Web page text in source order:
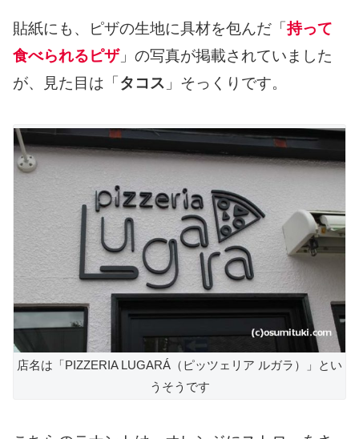
貼紙にも、ピザの生地に具材を包んだ「持って
食べられるピザ」の写真が掲載されていました
が、見た目は「タコス 」そっくりです。
店名は「PIZZERIA LUGARÁ（ピッツェリア ルガラ）」とい
うそうです